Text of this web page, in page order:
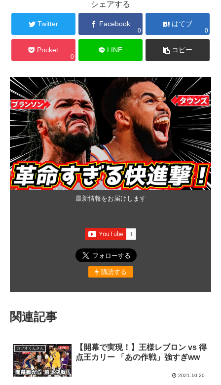
シェアする
Twitter Facebook
0
はてブ
0
Pocket
0
LINE コピー
最新情報をお届けします
購読する
関連記事
カツオくんさん
【開幕で実現！】王様レブロン vs 得
点王カリー 「あの作戦」強すぎww
2021.10.20